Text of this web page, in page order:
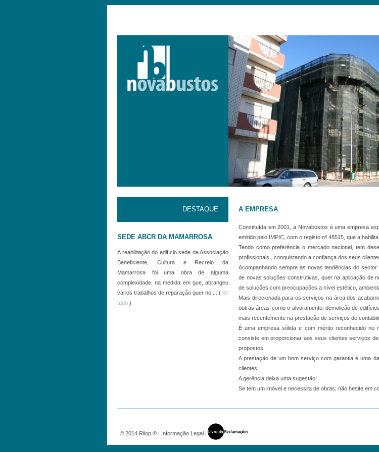
DESTAQUE
SEDE ABCR DA MAMARROSA
A reabilitação do edifício sede da Associação
Beneficiente, Cultura e Recreio da
Mamarrosa foi uma obra de alguma
complexidade, na medida em que, abrangeu
vários trabalhos de reparação quer no ... ( ler
tudo )
A EMPRESA
Constituída em 2001, a Novabustos é uma empresa
emitido pelo IMPIC, com o registo nº 48515, que a
Tendo como preferência o mercado nacional, tem
profissionais , conquistando a confiança dos seus
Acompanhando sempre as novas tendências do
de novas soluções construtivas, quer na aplicação de
de soluções com preocupações a nível estético,
Mais direcionada para os serviços na área dos
outras áreas como o alvoramento, demolição de
mais recentemente na prestação de serviços de
É uma empresa sólida e com mérito reconhecido no
consiste em proporcionar aos seus clientes serviços
propostos.
A prestação de um bom serviço com garantia é uma
clientes.
A gerência deixa uma sugestão!
Se tem um imóvel e necessita de obras, não hesite em
© 2014 Rilop ® | Informação Legal |